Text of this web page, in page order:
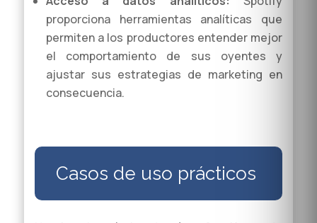
proporciona herramientas analíticas que
permiten a los productores entender mejor
el comportamiento de sus oyentes y
ajustar sus estrategias de marketing en
consecuencia.
Casos de uso prácticos